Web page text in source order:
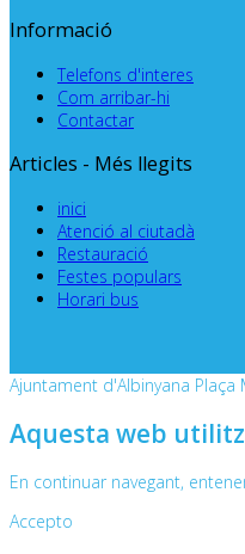
Informació
Telefons d'interes
Com arribar-hi
Contactar
Articles - Més llegits
inici
Atenció al ciutadà
Restauració
Festes populars
Horari bus
Ajuntament d'Albinyana Plaça
Aquesta web
En continuar navegant,
Accepto